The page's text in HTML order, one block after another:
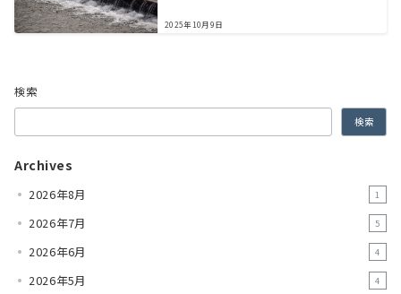
2025年10月9日
検索
検索
Archives
2026年8月 1
2026年7月 5
2026年6月 4
2026年5月 4